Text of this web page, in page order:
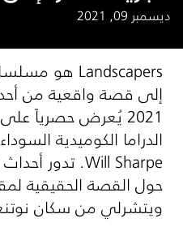
ديسمبر 09, 2021
Landscapers هو مسلسل
إلى قصة واقعية من
2021 يُعرض حصرياً على
الدراما الكوميدية
Will Sharpe
حول القصة الحقيقية
ويتشرلي من سكان